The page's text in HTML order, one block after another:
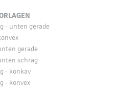
- unten gerade
gerade
schräg
- konkav
- konvex